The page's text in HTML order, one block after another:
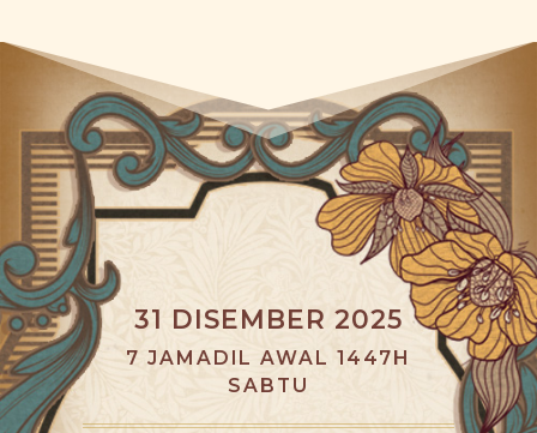
31 DISEMBER 2025
7 JAMADIL AWAL 1447H
SABTU